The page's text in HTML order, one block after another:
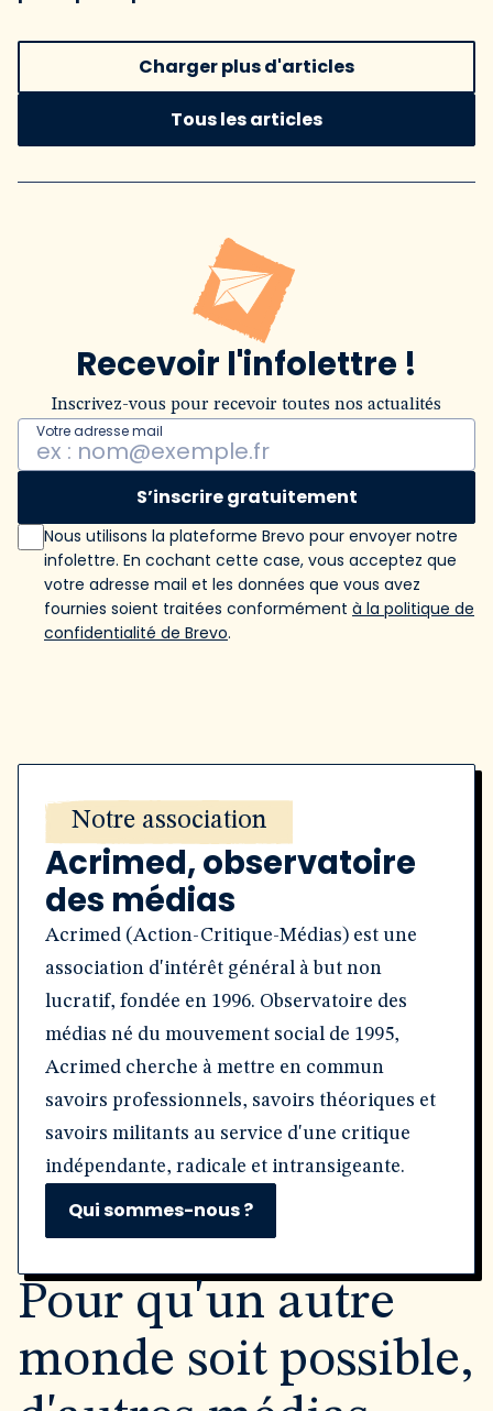
Charger plus d'articles
Tous les articles
Recevoir l'infolettre !
Inscrivez-vous pour recevoir toutes nos actualités
Votre adresse mail
S’inscrire gratuitement
Nous utilisons la plateforme Brevo pour envoyer notre
infolettre. En cochant cette case, vous acceptez que
votre adresse mail et les données que vous avez
fournies soient traitées conformément à la politique de
confidentialité de Brevo.
Notre association
Acrimed, observatoire
des médias
Acrimed (Action-Critique-Médias) est une
association d'intérêt général à but non
lucratif, fondée en 1996. Observatoire des
médias né du mouvement social de 1995,
Acrimed cherche à mettre en commun
savoirs professionnels, savoirs théoriques et
savoirs militants au service d'une critique
indépendante, radicale et intransigeante.
Qui sommes-nous ?
Pour qu'un autre
monde soit possible,